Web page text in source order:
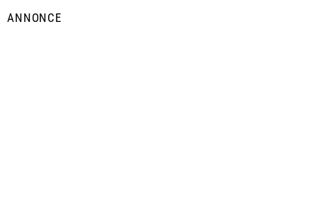
ANNONCE